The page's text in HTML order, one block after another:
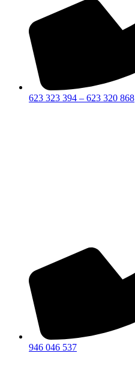
623 323 394 – 623 320 868
946 046 537